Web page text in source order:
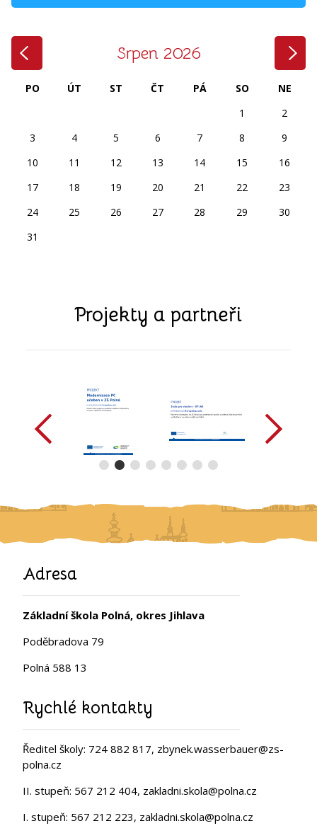
Srpen 2026
PO ÚT ST ČT PÁ SO
NE
1
2
3
4 5 6 7 8
9
10
11 12 13 14 15
16
17
18 19 20 21 22
23
24
25 26 27 28 29
30
31
Projekty a partneři
předchozí
Adresa
Základní škola Polná, okres Jihlava
Poděbradova 79
Polná 588 13
Rychlé kontakty
Ředitel školy: 724 882 817, zbynek.wasserbauer@zs-
polna.cz
II. stupeň: 567 212 404, zakladni.skola@polna.cz
I. stupeň: 567 212 223, zakladni.skola@polna.cz